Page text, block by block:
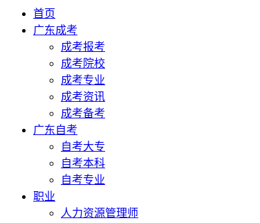
首页
广东成考
成考报考
成考院校
成考专业
成考资讯
成考备考
广东自考
自考大专
自考本科
自考专业
职业
人力资源管理师